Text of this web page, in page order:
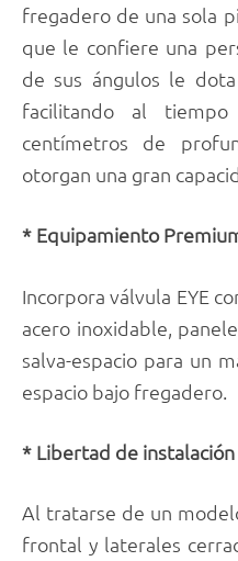
fregadero de una sola
que le confiere una
de sus ángulos le
facilitando al
centímetros de
otorgan una gran
* Equipamiento
Incorpora válvula EYE
acero inoxidable,
salva-espacio para un
espacio bajo fregadero.
* Libertad de instalación
Al tratarse de un
frontal y laterales